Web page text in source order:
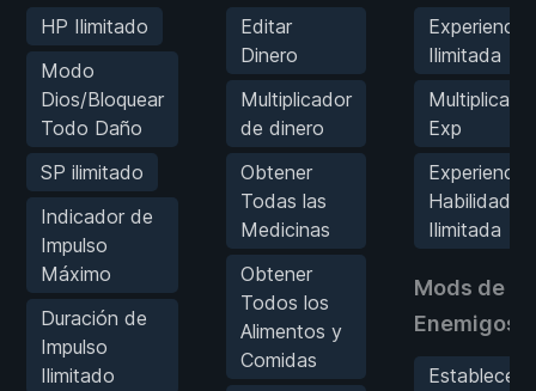
HP Ilimitado
Modo
Dios/Bloquear
Todo Daño
SP ilimitado
Indicador de
Impulso
Máximo
Duración de
Impulso
Ilimitado
Editar
Dinero
Multiplicador
de dinero
Obtener
Todas las
Medicinas
Obtener
Todos los
Alimentos y
Comidas
Experiencia
Ilimitada
Exp
Experiencia
Habilidad
Ilimitada
Mods de
Enemigos
Establecer